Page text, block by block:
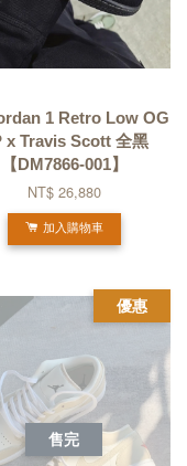
1 Retro Low OG
x Travis Scott 全黑
【DM7866-001】
NT$ 26,880
加入購物車
優惠
售完